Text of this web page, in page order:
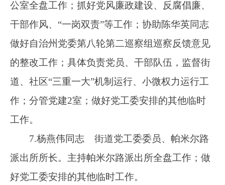
性活动，抓好机关党支部党的建设工作；协助陈
华英同志抓好编制、档案、党员群众远程教育培
训等工作；分管综合协调2室、党群服务中心；
9.郭甘疆同志 街道党工委委员、武装部部
长。主持武装部全盘工作；抓好双拥工作；抓好
就业工作。具体负责项目、采购、经济高质量发
展、社会事业、统计等工作；分管综治和网格化
服务2中心、社会事务服务中心（退役军人服务